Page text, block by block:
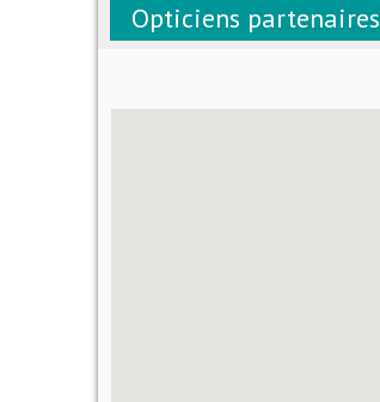
Opticiens partenaires